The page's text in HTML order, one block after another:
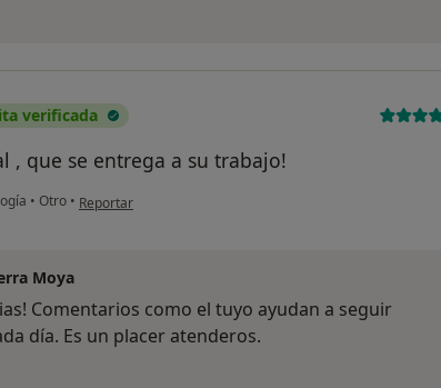
verificada
, que se entrega a su trabajo!
• Otro • en opinión del usuario Paqui Bermudez
Reportar
Moya
Comentarios como el tuyo ayudan a seguir
día. Es un placer atenderos.